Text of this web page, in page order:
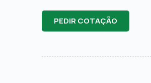
PEDIR COTAÇÃO